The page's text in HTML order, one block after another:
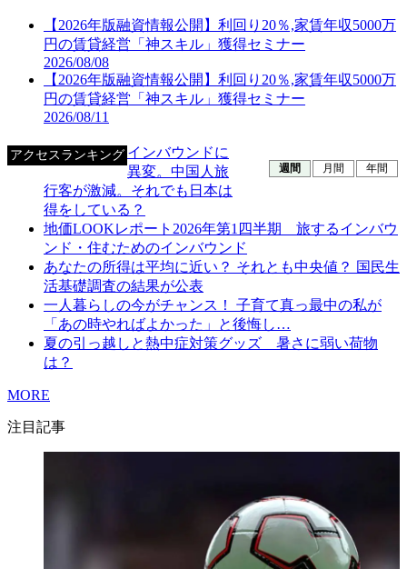
【2026年版融資情報公開】利回り20％,家賃年収5000万
円の賃貸経営「神スキル」獲得セミナー
2026/08/08
【2026年版融資情報公開】利回り20％,家賃年収5000万
円の賃貸経営「神スキル」獲得セミナー
2026/08/11
アクセスランキング
週間 月間 年間
インバウンドに
異変。中国人旅
行客が激減。それでも日本は
得をしている？
地価LOOKレポート2026年第1四半期 旅するインバウ
ンド・住むためのインバウンド
あなたの所得は平均に近い？ それとも中央値？ 国民生
活基礎調査の結果が公表
一人暮らしの今がチャンス！ 子育て真っ最中の私が
「あの時やればよかった」と後悔し…
夏の引っ越しと熱中症対策グッズ 暑さに弱い荷物
は？
MORE
注目記事